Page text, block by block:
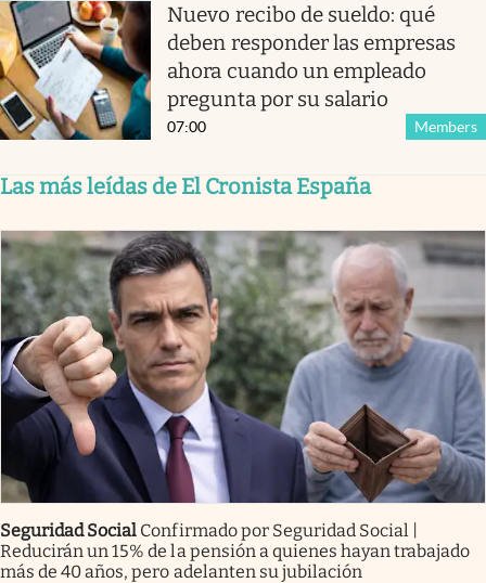
Nuevo recibo de sueldo: qué
deben responder las empresas
ahora cuando un empleado
pregunta por su salario
Members
07:00
Las más leídas de El Cronista España
Seguridad Social Confirmado por Seguridad Social |
Reducirán un 15% de la pensión a quienes hayan trabajado
más de 40 años, pero adelanten su jubilación